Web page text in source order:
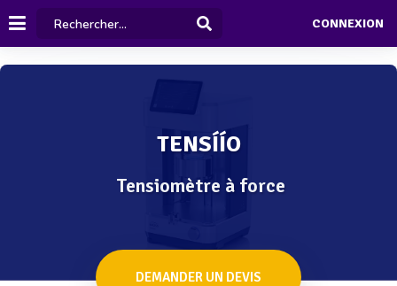
CONNEXION
TENSÍÍO
Tensiomètre à force
DEMANDER UN DEVIS